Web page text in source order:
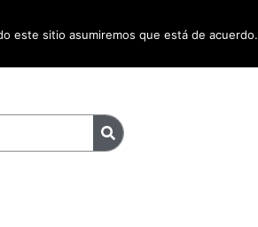
este sitio asumiremos que está de acuerdo.